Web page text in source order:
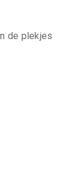
de plekjes